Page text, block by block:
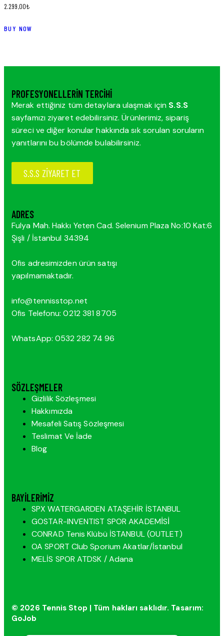
2.299,00₺
BUY NOW
PROFESYONELLERIN TERCIHI
Merak ettiğiniz tüm detaylara ulaşmak için S.S.S
sayfamızı ziyaret edebilirsiniz. Ürünlerimiz, sipariş
süreci ve diğer konular hakkında sık sorulan soruların
yanıtlarını bu bölümde bulabilirsiniz.
S.S.S ZİYARET ET
ADRES
Fulya Mah. Hakkı Yeten Cad. Selenium Plaza No:10 Kat:6
Şişli / İstanbul 34394
Ofis adresimizden ürün satışı
yapılmamaktadır.
info@tennisstop.net
Ofis Telefonu: 0212 381 8705
WhatsApp: 0532 282 74 96
SÖZLEŞMELER
Gizlilik Sözleşmesi
Hakkımızda
Mesafeli Satış Sözleşmesi
Teslimat Ve İade
Blog
BAYILERIMIZ
SPX WATERGARDEN ATAŞEHİR İSTANBUL
GOSTAR-INVENTIST SPOR AKADEMİSİ
CONRAD Tenis Klübü İSTANBUL (OUTLET)
OA SPORT Club Sporium Akatlar/İstanbul
MELİS SPOR ATDSK / Adana
© 2026 Tennis Stop | Tüm hakları saklıdır. Tasarım:
GoJob